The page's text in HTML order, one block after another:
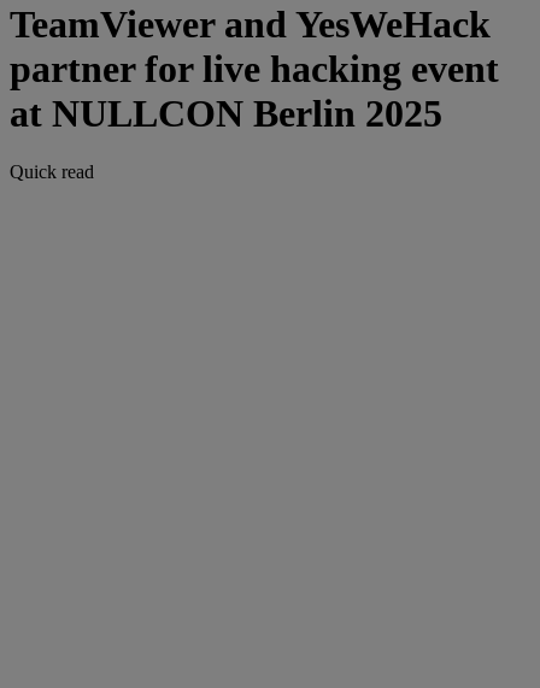
TeamViewer and YesWeHack
partner for live hacking event
at NULLCON Berlin 2025
Quick read